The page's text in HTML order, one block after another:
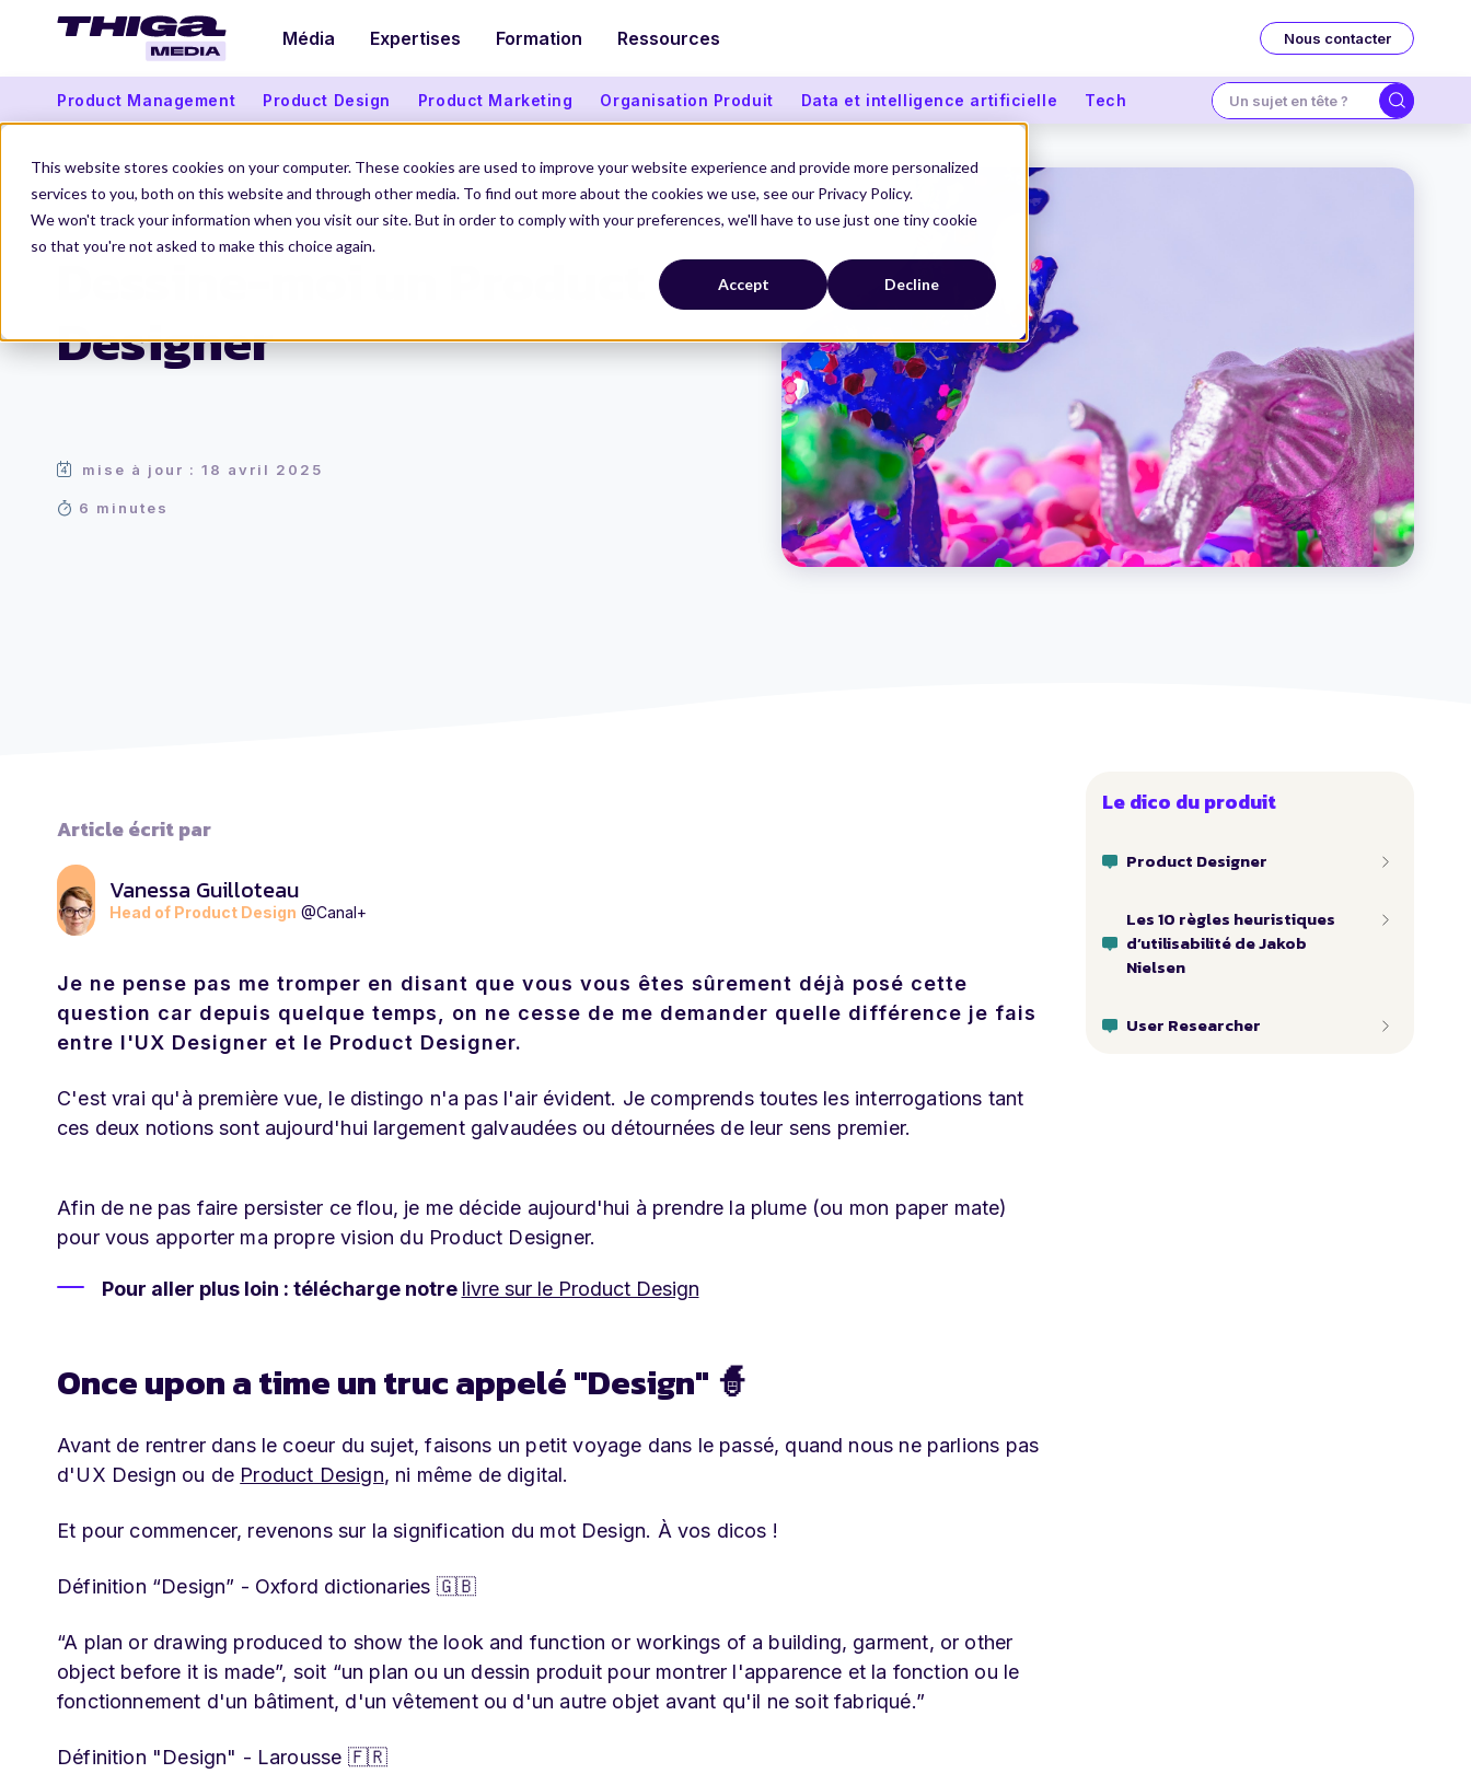
This website stores cookies on your computer. These cookies are used to improve your website experience and provide more personalized
services to you, both on this website and through other media. To find out more about the cookies we use, see our Privacy Policy.
We won't track your information when you visit our site. But in order to comply with your preferences, we'll have to use just one tiny cookie
so that you're not asked to make this choice again.
Accept Decline
Média Expertises Formation Ressources Nous contacter
Product Management Product Design Product Marketing Organisation Produit Data et intelligence artificielle Tech
Thiga Media Carrières Produit Dessine-moi un Product Designer
Dessine-moi un Product
Designer
mise à jour : 18 avril 2025
6 minutes
Article écrit par
Vanessa Guilloteau
Head of Product Design @Canal+
Je ne pense pas me tromper en disant que vous vous êtes sûrement déjà posé cette
question car depuis quelque temps, on ne cesse de me demander quelle différence je fais
entre l'UX Designer et le Product Designer.
C'est vrai qu'à première vue, le distingo n'a pas l'air évident. Je comprends toutes les interrogations tant
ces deux notions sont aujourd'hui largement galvaudées ou détournées de leur sens premier.
Afin de ne pas faire persister ce flou, je me décide aujourd'hui à prendre la plume (ou mon paper mate)
pour vous apporter ma propre vision du Product Designer.
Pour aller plus loin : télécharge notre livre sur le Product Design
Once upon a time un truc appelé "Design" 🧙
Avant de rentrer dans le coeur du sujet, faisons un petit voyage dans le passé, quand nous ne parlions pas
d'UX Design ou de Product Design, ni même de digital.
Et pour commencer, revenons sur la signification du mot Design. À vos dicos !
Définition “Design” - Oxford dictionaries 🇬🇧
“A plan or drawing produced to show the look and function or workings of a building, garment, or other
object before it is made”, soit “un plan ou un dessin produit pour montrer l'apparence et la fonction ou le
fonctionnement d'un bâtiment, d'un vêtement ou d'un autre objet avant qu'il ne soit fabriqué.”
Définition "Design" - Larousse 🇫🇷
Le dico du produit
Product Designer
Les 10 règles heuristiques
d’utilisabilité de Jakob
Nielsen
User Researcher